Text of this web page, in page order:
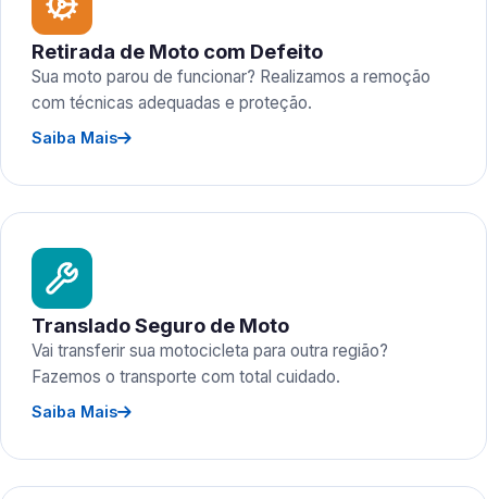
Retirada de Moto com Defeito
Sua moto parou de funcionar? Realizamos a remoção
com técnicas adequadas e proteção.
Saiba Mais
Translado Seguro de Moto
Vai transferir sua motocicleta para outra região?
Fazemos o transporte com total cuidado.
Saiba Mais